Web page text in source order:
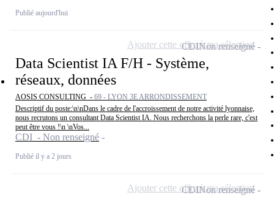
Publié aujourd'hui
Data Scientist IA F/H - Système,
réseaux, données
AOSIS CONSULTING - 69 - LYON 3E ARRONDISSEMENT
Descriptif du poste:\n\nDans le cadre de l'accroissement de notre activité lyonnaise,
nous recrutons un consultant Data Scientist IA. Nous recherchons la perle rare, c'est
peut être vous !\n \nVos...
CDI - Non renseigné
Publié il y a 2 jours
CDINon renseigné
Ajouter cette offre à ma sélection
CDINon renseigné
Ajouter cette offre à ma sélection